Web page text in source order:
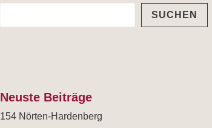
SUCHEN
Neuste Beiträge
154 Nörten-Hardenberg